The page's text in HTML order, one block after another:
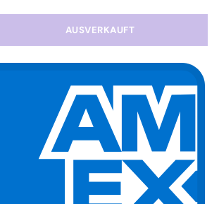
AUSVERKAUFT